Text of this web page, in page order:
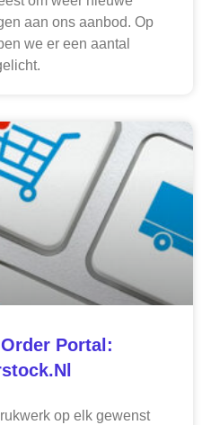
aan ons aanbod. Op
we er een aantal
Portal:
op elk gewenst